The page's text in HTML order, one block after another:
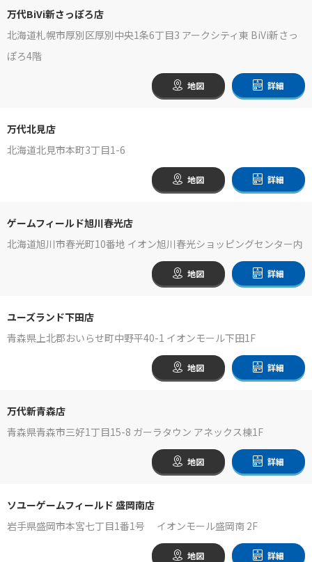
万代BiVi新さっぽろ店
北海道札幌市厚別区厚別中央1条6丁目3 アークシティ東 BiVi新さっ
ぽろ4階
地図 詳細
万代北見店
北海道北見市本町3丁目1-6
地図 詳細
ゲームフィールド旭川春光店
北海道旭川市春光町10番地 イオン旭川春光ショッピングセンター内
地図 詳細
ユーズランド下田店
青森県上北郡おいらせ町中野平40-1 イオンモール下田1F
地図 詳細
万代新青森店
青森県青森市三好1丁目15-8 ガーラタウン アネックス棟1F
地図 詳細
ソユーゲームフィールド 盛岡南店
岩手県盛岡市本宮七丁目1番1号 イオンモール盛岡南 2F
地図 詳細